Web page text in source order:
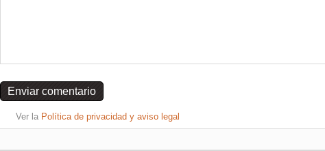
Ver la Política de privacidad y aviso legal